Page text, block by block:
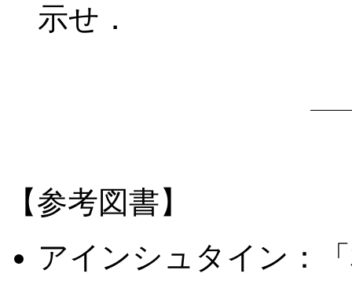
示せ．
【参考図書】
アインシュタイン：